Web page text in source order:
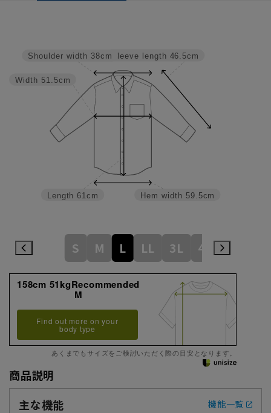
Hem width 59.5cm
Sleeve length 46.5cm
Length 61cm
Width 51.5cm
Shoulder width 38cm
S M L LL 3L 4L
158cm 51kgRecommended
M
Find out more on your
body type
あくまでもサイズをご検討いただく際の目安となります。
商品説明
主な機能
機能一覧